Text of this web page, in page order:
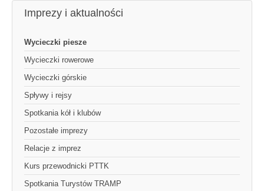
Imprezy i aktualności
Wycieczki piesze
Wycieczki rowerowe
Wycieczki górskie
Spływy i rejsy
Spotkania kół i klubów
Pozostałe imprezy
Relacje z imprez
Kurs przewodnicki PTTK
Spotkania Turystów TRAMP